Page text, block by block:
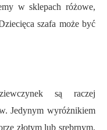
w sklepach różowe,
szafa może być
są raczej
Jedynym wyróżnikiem
złotym lub srebrnym.